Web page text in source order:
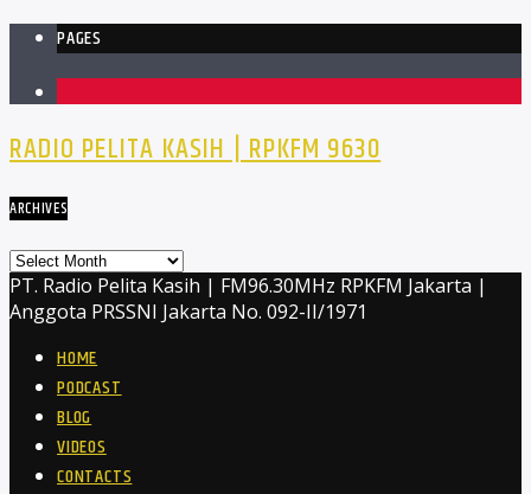
PAGES
RADIO PELITA KASIH | RPKFM 9630
ARCHIVES
Archives
PT. Radio Pelita Kasih | FM96.30MHz RPKFM Jakarta |
Anggota PRSSNI Jakarta No. 092-II/1971
HOME
PODCAST
BLOG
VIDEOS
CONTACTS